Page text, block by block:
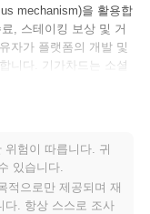
mechanism)을 활용합
, 스테이킹 보상 및 거
자가 플랫폼의 개발 및
니다. 기가차드는 소셜
티 주도 생태계를 조
어로 자리매김하게 합
사회적 연결성과 금융
요?
험이 따릅니다. 귀
있습니다.
적으로만 제공되며 재
다. 항상 스스로 조사